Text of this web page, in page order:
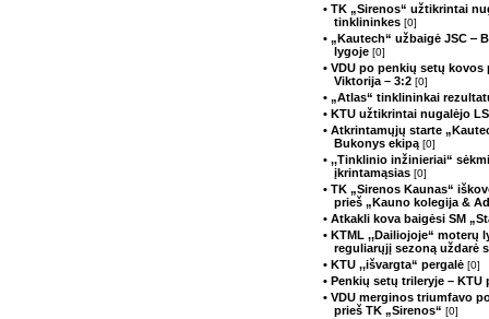
• TK „Sirenos“ užtikrintai
tinklininkes [0]
• „Kautech“ užbaigė JSC ‒
lygoje [0]
• VDU po penkių setų kovos
Viktorija – 3:2 [0]
• „Atlas“ tinklininkai
• KTU užtikrintai nugalėjo
• Atkrintamųjų starte
Bukonys ekipą [0]
• ,,Tinklinio inžinieriai“
įkrintamąsias [0]
• TK „Sirenos Kaunas“
prieš „Kauno kolegija &
• Atkakli kova baigėsi SM
• KTML ,,Dailiojoje“ moterų
reguliarųjį sezoną uždarė
• KTU ,,išvargta“ pergalė [0]
• Penkių setų trileryje – KTU
• VDU merginos triumfavo
prieš TK „Sirenos“ [0]